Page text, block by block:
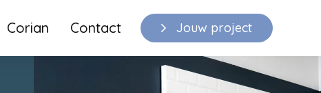
Corian Contact Jouw project